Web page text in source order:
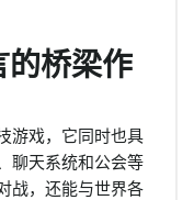
的桥梁作
游戏，它同时也具
聊天系统和公会等
战，还能与世界各